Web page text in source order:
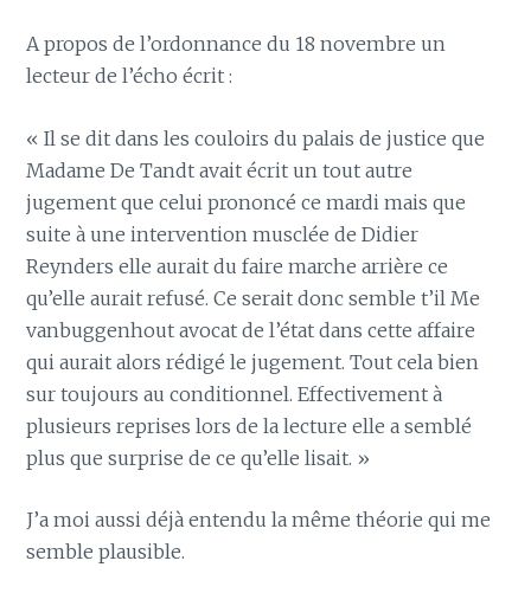
A propos de l’ordonnance du 18 novembre un
lecteur de l’écho écrit :
« Il se dit dans les couloirs du palais de justice que
Madame De Tandt avait écrit un tout autre
jugement que celui prononcé ce mardi mais que
suite à une intervention musclée de Didier
Reynders elle aurait du faire marche arrière ce
qu’elle aurait refusé. Ce serait donc semble t’il Me
vanbuggenhout avocat de l’état dans cette affaire
qui aurait alors rédigé le jugement. Tout cela bien
sur toujours au conditionnel. Effectivement à
plusieurs reprises lors de la lecture elle a semblé
plus que surprise de ce qu’elle lisait. »
J’a moi aussi déjà entendu la même théorie qui me
semble plausible.